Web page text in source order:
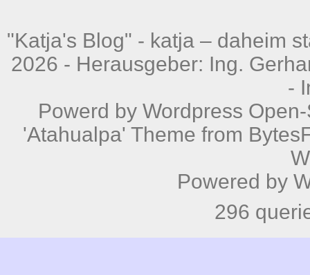
"Katja's Blog" - katja – daheim
2026 - Herausgeber: Ing.
-
Powerd by Wordpress
'Atahualpa' Theme from
Powered by
296